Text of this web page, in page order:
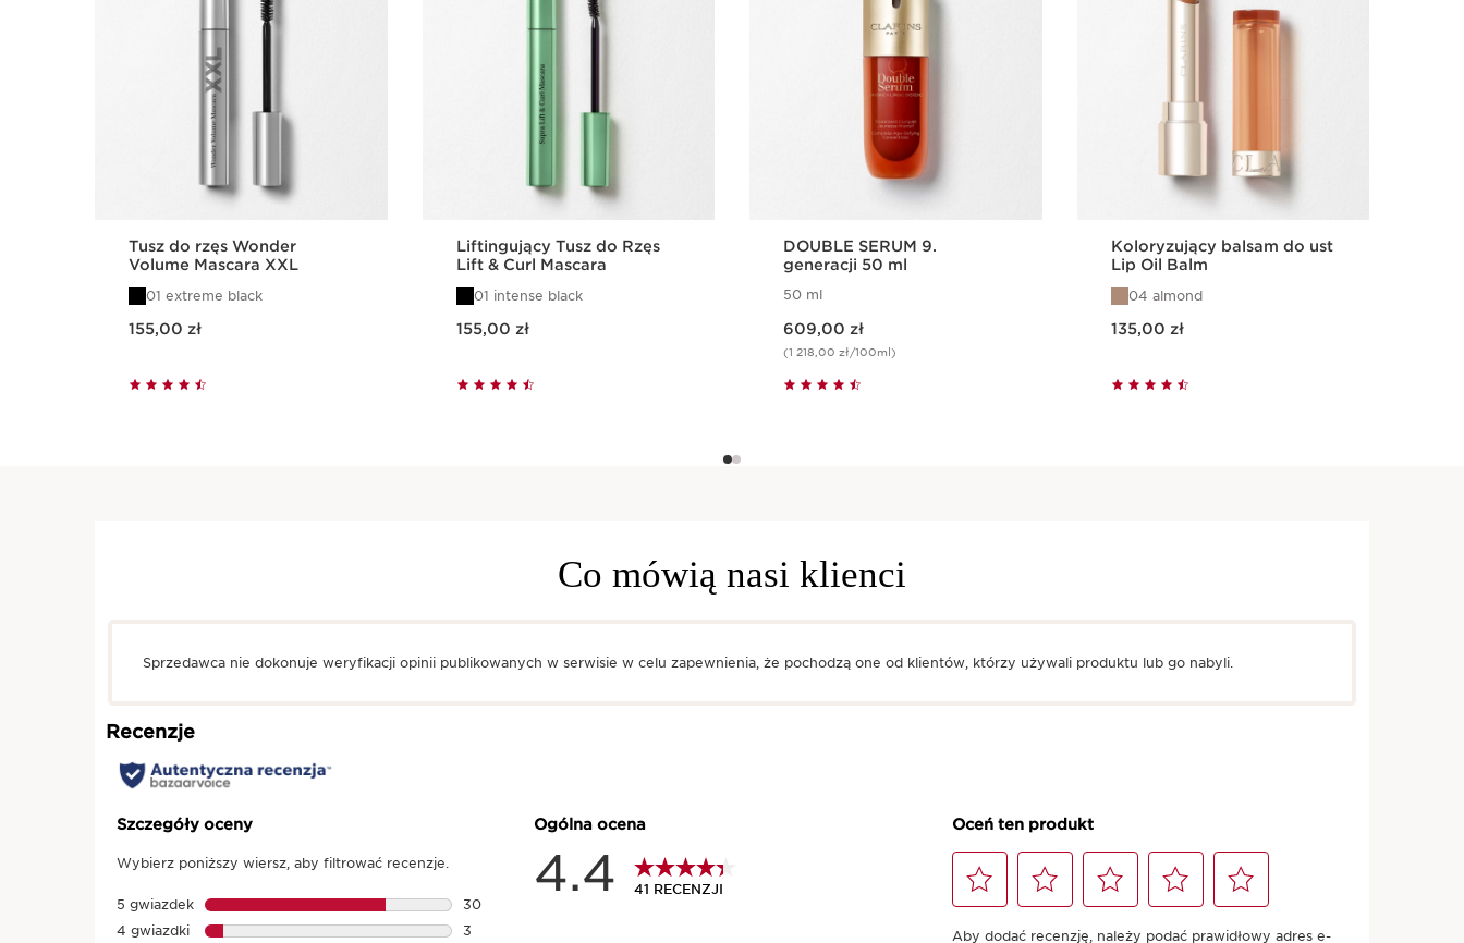
Tusz do rzęs Wonder
Volume Mascara XXL
01 extreme black
155,00 zł
Szybki podgląd
Liftingujący Tusz do Rzęs
Lift & Curl Mascara
01 intense black
155,00 zł
Szybki podgląd
DOUBLE SERUM 9.
generacji 50 ml
50 ml
609,00 zł
(1 218,00 zł/100ml)
Szybki podgląd
Koloryzujący balsam do ust
Lip Oil Balm
04 almond
135,00 zł
Szybki podgląd
Co mówią nasi klienci
Sprzedawca nie dokonuje weryfikacji opinii publikowanych w serwisie w celu zapewnienia, że pochodzą one od klientów, którzy używali produktu lub go nabyli.